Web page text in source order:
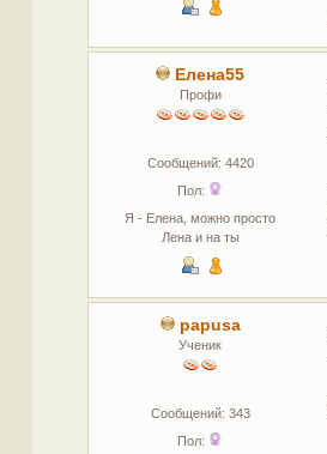
Елена55
Профи
Сообщений: 4420
Пол:
Я - Елена, можно просто
Лена и на ты
papusa
Ученик
Сообщений: 343
Пол: